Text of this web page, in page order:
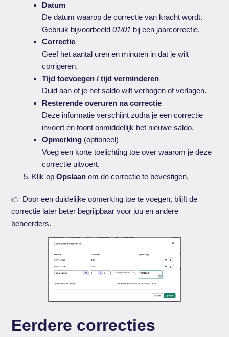
Datum
De datum waarop de correctie van kracht wordt.
Gebruik bijvoorbeeld01/01 bij een jaarcorrectie.
Correctie
Geef het aantal uren en minuten in dat je wilt
corrigeren.
Tijd toevoegen / tijd verminderen
Duid aan of je het saldo wilt verhogen of verlagen.
Resterende overuren na correctie
Deze informatie verschijnt zodra je een correctie
invoert en toont onmiddellijk het nieuwe saldo.
Opmerking (optioneel)
Voeg een korte toelichting toe over waarom je deze
correctie uitvoert.
Klik opOpslaan om de correctie te bevestigen.
👉 Door een duidelijke opmerking toe te voegen, blijft de
correctie later beter begrijpbaar voor jou en andere
beheerders.
Eerdere correcties